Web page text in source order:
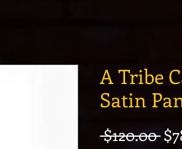
A Tribe
Satin
$120.00